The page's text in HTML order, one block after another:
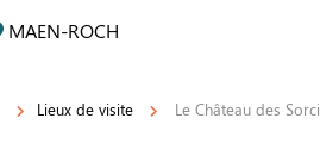
MAEN-ROCH
Lieux de visite Le Château des